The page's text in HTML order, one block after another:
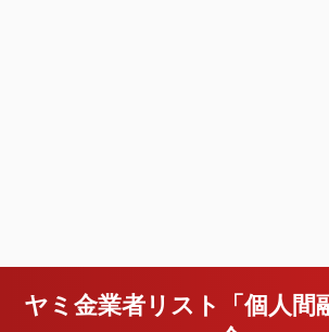
ヤミ金業者リスト「個人間